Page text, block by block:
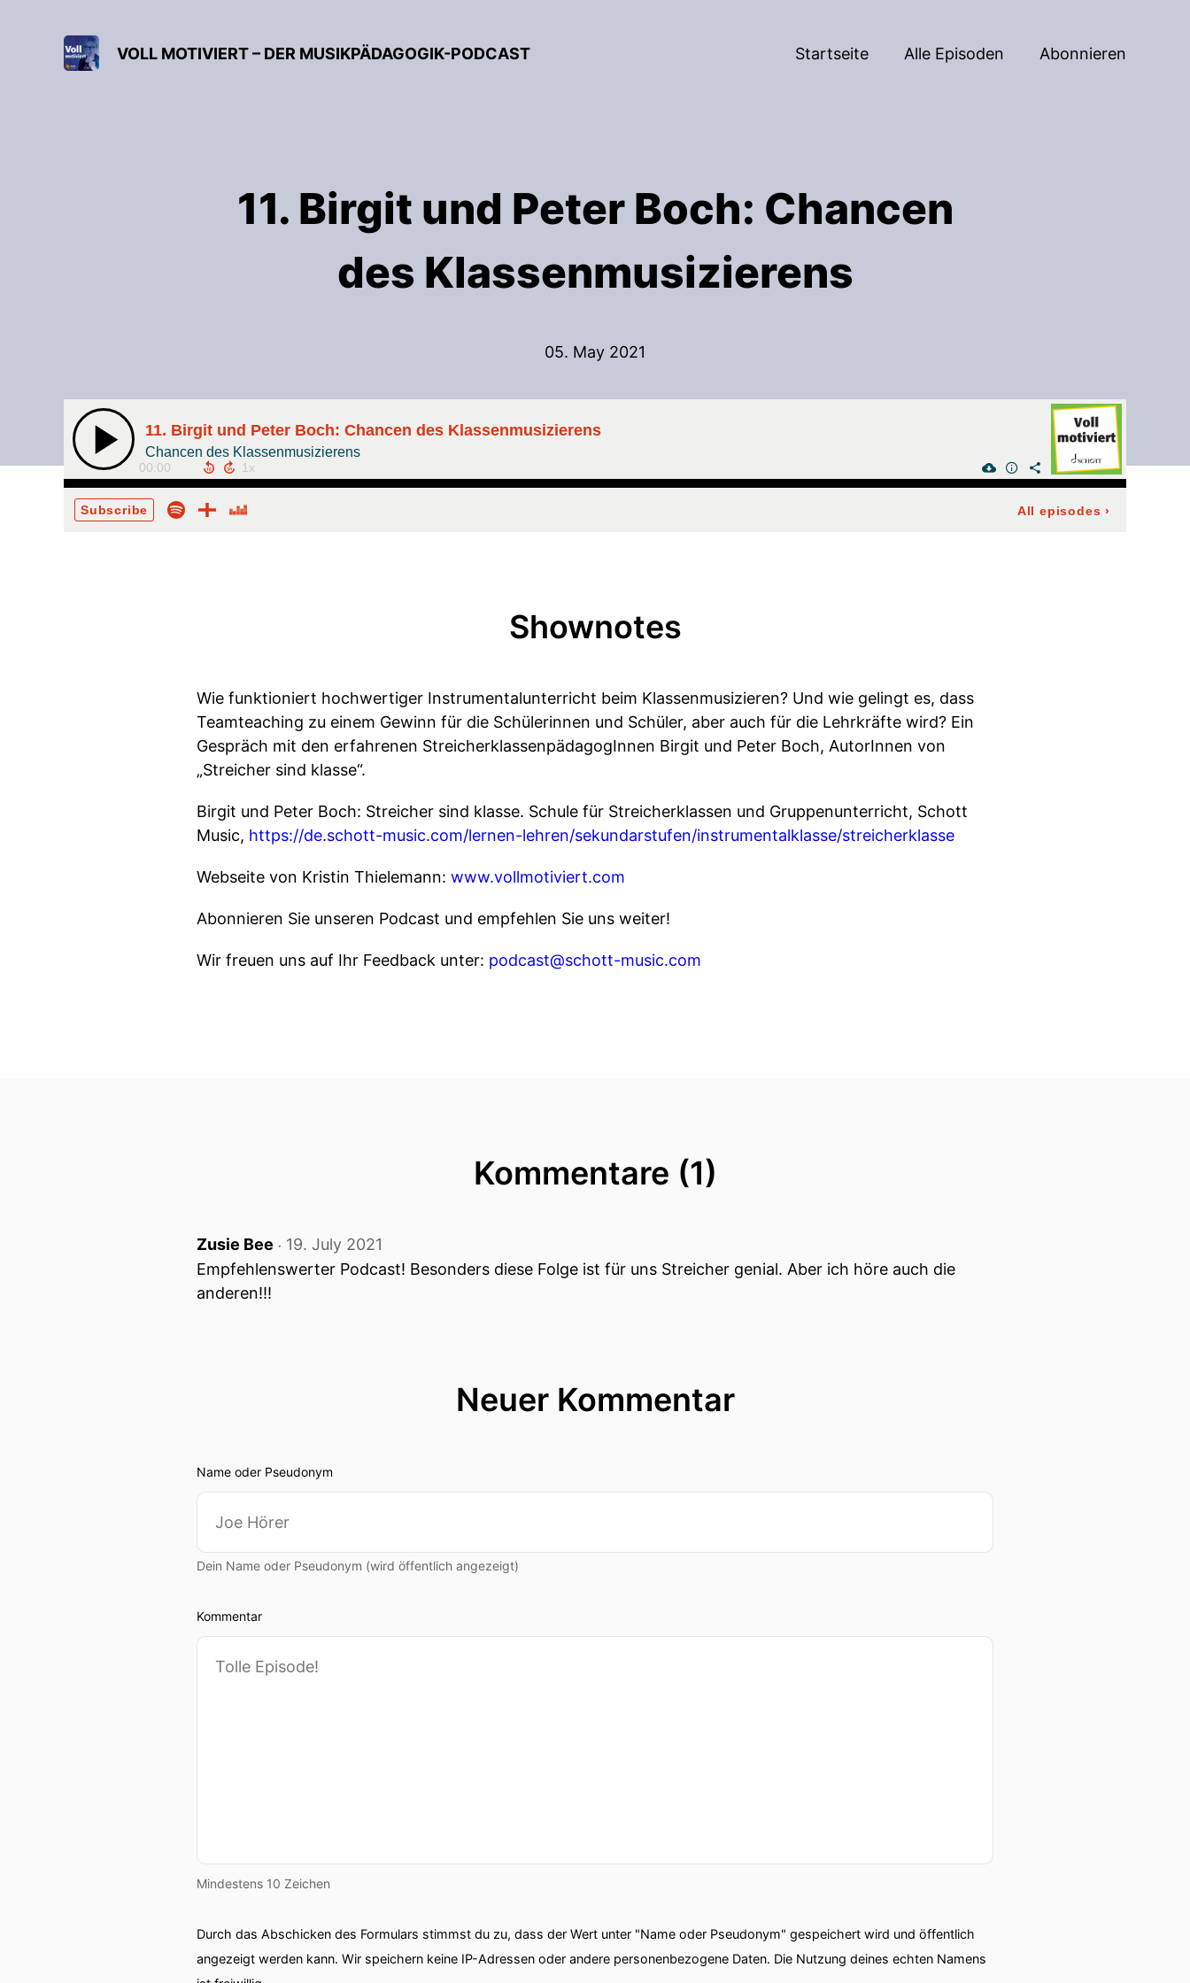
VOLL MOTIVIERT – DER MUSIKPÄDAGOGIK-PODCAST Startseite Alle Episoden Abonnieren
11. Birgit und Peter Boch: Chancen
des Klassenmusizierens
05. May 2021
11. Birgit und Peter Boch: Chancen des Klassenmusizierens
Chancen des Klassenmusizierens
00:00
Subscribe All episodes ›
Shownotes
Wie funktioniert hochwertiger Instrumentalunterricht beim Klassenmusizieren? Und wie gelingt es, dass
Teamteaching zu einem Gewinn für die Schülerinnen und Schüler, aber auch für die Lehrkräfte wird? Ein
Gespräch mit den erfahrenen StreicherklassenpädagogInnen Birgit und Peter Boch, AutorInnen von
„Streicher sind klasse“.
Birgit und Peter Boch: Streicher sind klasse. Schule für Streicherklassen und Gruppenunterricht, Schott
Music, https://de.schott-music.com/lernen-lehren/sekundarstufen/instrumentalklasse/streicherklasse
Webseite von Kristin Thielemann: www.vollmotiviert.com
Abonnieren Sie unseren Podcast und empfehlen Sie uns weiter!
Wir freuen uns auf Ihr Feedback unter: podcast@schott-music.com
Kommentare (1)
Zusie Bee ‧ 19. July 2021
Empfehlenswerter Podcast! Besonders diese Folge ist für uns Streicher genial. Aber ich höre auch die
anderen!!!
Neuer Kommentar
Name oder Pseudonym
Dein Name oder Pseudonym (wird öffentlich angezeigt)
Kommentar
Mindestens 10 Zeichen
Durch das Abschicken des Formulars stimmst du zu, dass der Wert unter "Name oder Pseudonym" gespeichert wird und öffentlich
angezeigt werden kann. Wir speichern keine IP-Adressen oder andere personenbezogene Daten. Die Nutzung deines echten Namens